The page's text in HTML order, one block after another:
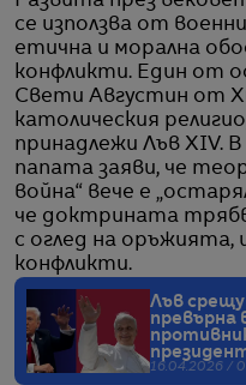
се използва от
етична и морална
конфликти. Един от
Свети Августин от
католическия
принадлежи Лъв XIV.
папата заяви, че
война“ вече е
че доктрината
с оглед на оръжията,
конфликти.
Лъв срещу
превърна
16.04.2026 /